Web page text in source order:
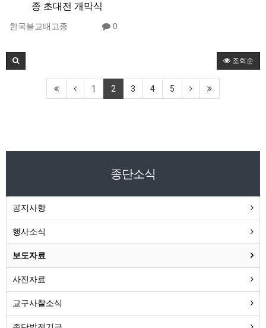
종 초대전 개막식
한국불교태고종 0
조회순
1 2 3 4 5
종단소식
공지사항
행사소식
보도자료
사진자료
교구사찰소식